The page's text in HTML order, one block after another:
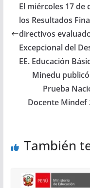
El miércoles 17 de
los Resultados
directivos
Excepcional del
EE. Educación
Minedu
Prueba
Docente Mindef
También